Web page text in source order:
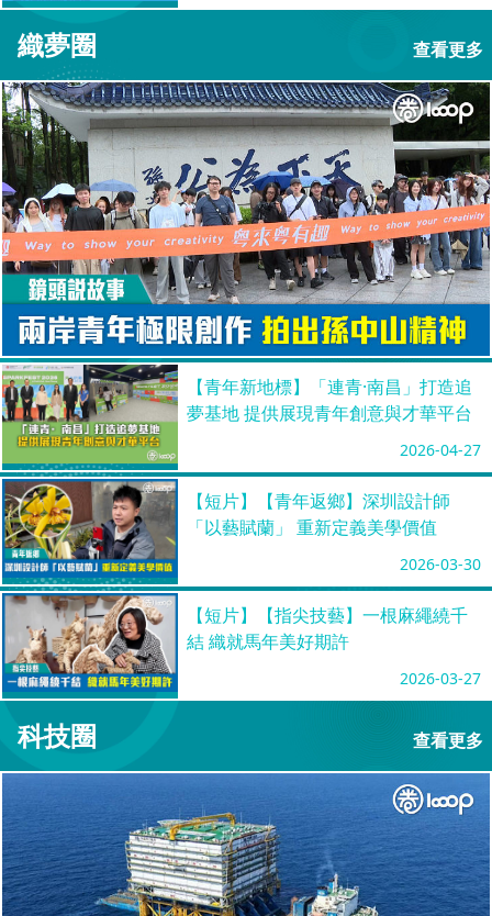
織夢圈 查看更多
【青年新地標】「連青·南昌」打造追
夢基地 提供展現青年創意與才華平台
2026-04-27
【短片】【青年返鄉】深圳設計師
「以藝賦蘭」 重新定義美學價值
2026-03-30
【短片】【指尖技藝】一根麻繩繞千
結 織就馬年美好期許
2026-03-27
科技圈 查看更多